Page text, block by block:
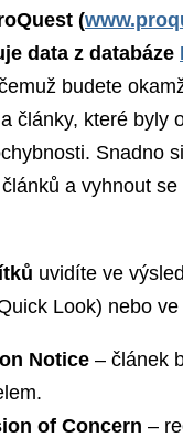
(
data z databáze
budete
články, které byly
Snadno
a vyhnout
uvidíte ve
Look) nebo
Notice– článek
of Concern –